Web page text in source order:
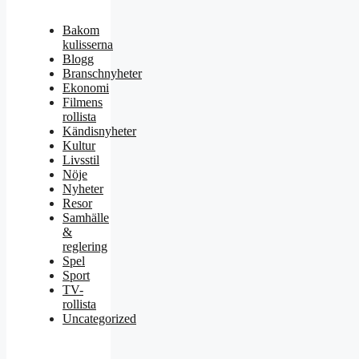
Bakom
kulisserna
Blogg
Branschnyheter
Ekonomi
Filmens
rollista
Kändisnyheter
Kultur
Livsstil
Nöje
Nyheter
Resor
Samhälle
&
reglering
Spel
Sport
TV-
rollista
Uncategorized